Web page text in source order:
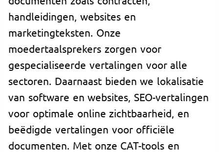
handleidingen, websites en
marketingteksten. Onze
moedertaalsprekers zorgen voor
gespecialiseerde vertalingen voor alle
sectoren. Daarnaast bieden we lokalisatie
van software en websites, SEO-vertalingen
voor optimale online zichtbaarheid, en
beëdigde vertalingen voor officiële
documenten. Met onze CAT-tools en